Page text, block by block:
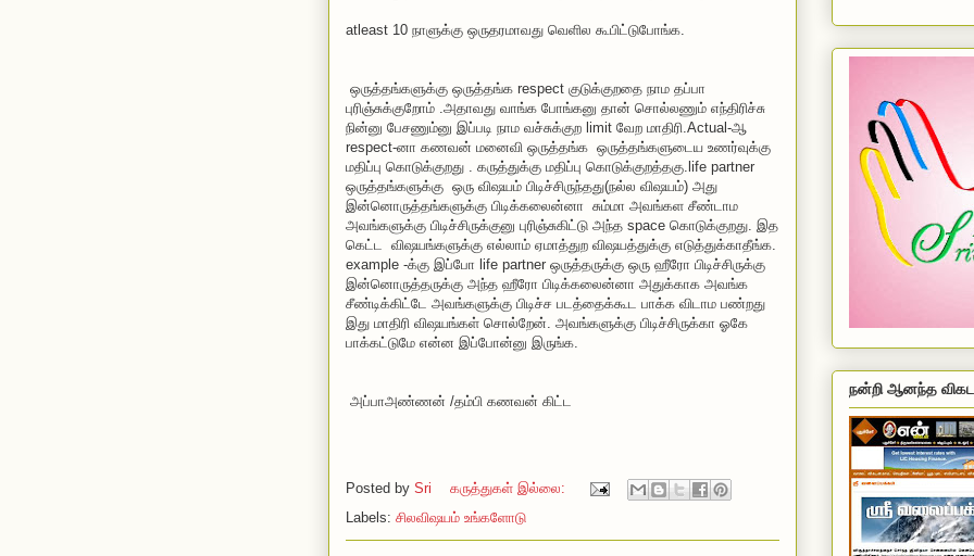
atleast 10 நாளுக்கு ஒருதரமாவது வெளில கூபிட்டுபோங்க.
ஒருத்தங்களுக்கு ஒருத்தங்க respect குடுக்குறதை நாம தப்பா
புரிஞ்சுக்குறோம் .அதாவது வாங்க போங்கனு தான் சொல்லணும் எந்திரிச்சு
நின்னு பேசணும்னு இப்படி நாம வச்சுக்குற limit வேற மாதிரி.Actual-ஆ
respect-னா கணவன் மனைவி ஒருத்தங்க ஒருத்தங்களுடைய உணர்வுக்கு
மதிப்பு கொடுக்குறது . கருத்துக்கு மதிப்பு கொடுக்குறத்தகு.life partner
ஒருத்தங்களுக்கு ஒரு விஷயம் பிடிச்சிருந்தது(நல்ல விஷயம்) அது
இன்னொருத்தங்களுக்கு பிடிக்கலைன்னா சும்மா அவங்கள சீண்டாம
அவங்களுக்கு பிடிச்சிருக்குனு புரிஞ்சுகிட்டு அந்த space கொடுக்குறது. இத
கெட்ட விஷயங்களுக்கு எல்லாம் ஏமாத்துற விஷயத்துக்கு எடுத்துக்காதீங்க.
example -க்கு இப்போ life partner ஒருத்தருக்கு ஒரு ஹீரோ பிடிச்சிருக்கு
இன்னொருத்தருக்கு அந்த ஹீரோ பிடிக்கலைன்னா அதுக்காக அவங்க
சீண்டிக்கிட்டே அவங்களுக்கு பிடிச்ச படத்தைக்கூட பாக்க விடாம பண்றது
இது மாதிரி விஷயங்கள் சொல்றேன். அவங்களுக்கு பிடிச்சிருக்கா ஓகே
பாக்கட்டுமே என்ன இப்போன்னு இருங்க.
அப்பாஅண்ணன் /தம்பி கணவன் கிட்ட
Posted by Sri
கருத்துகள் இல்லை:
Labels: சிலவிஷயம் உங்களோடு
நன்றி ஆனந்த